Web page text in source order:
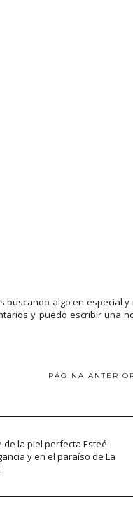
buscando algo en especial y
y puedo escribir una
PÁGINA
de la piel perfecta Esteé
y en el paraíso de La